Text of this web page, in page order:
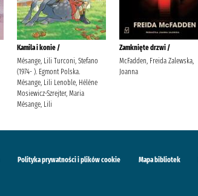
Kamila i konie /
Mésange, Lili Turconi, Stefano
(1974- ). Egmont Polska.
Mésange, Lili Lenoble, Hélène
Mosiewicz-Szrejter, Maria
Mésange, Lili
Zamknięte drzwi /
McFadden, Freida Zalewska,
Joanna
Polityka prywatności i plików cookie Mapa bibliotek